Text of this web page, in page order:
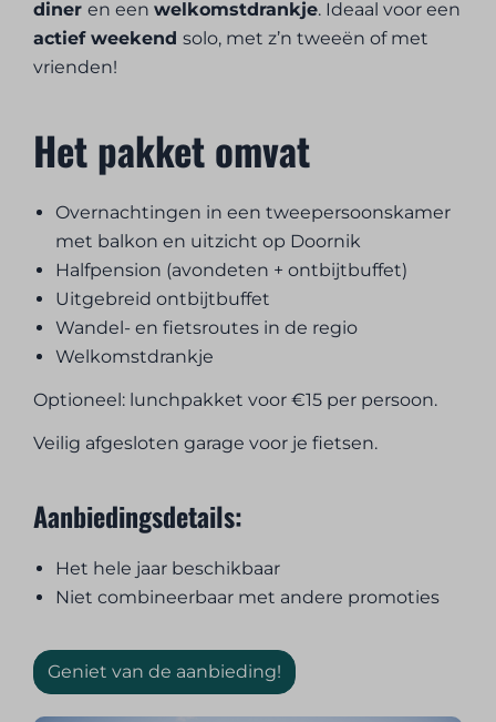
dineren eenwelkomstdrankje. Ideaal voor een
actief weekendsolo, met z’n tweeën of met
vrienden!
Het pakket omvat
Overnachtingen in een tweepersoonskamer
met balkon en uitzicht op Doornik
Halfpension (avondeten + ontbijtbuffet)
Uitgebreid ontbijtbuffet
Wandel- en fietsroutes in de regio
Welkomstdrankje
Optioneel: lunchpakket voor €15 per persoon.
Veilig afgesloten garage voor je fietsen.
Aanbiedingsdetails:
Het hele jaar beschikbaar
Niet combineerbaar met andere promoties
Geniet van de aanbieding!